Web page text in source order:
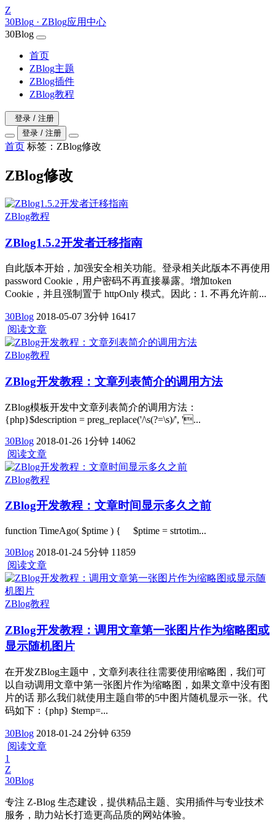
Z
30Blog · ZBlog应用中心
30Blog
首页
ZBlog主题
ZBlog插件
ZBlog教程
登录 / 注册
登录 / 注册
首页 标签：ZBlog修改
ZBlog修改
ZBlog教程
ZBlog1.5.2开发者迁移指南
自此版本开始，加强安全相关功能。登录相关此版本不再使用
password Cookie，用户密码不再直接暴露。增加token
Cookie，并且强制置于 httpOnly 模式。因此：1. 不再允许前...
30Blog 2018-05-07 3分钟 16417
阅读文章
ZBlog教程
ZBlog开发教程：文章列表简介的调用方法
ZBlog模板开发中文章列表简介的调用方法：
{php}$description = preg_replace('/\s(?=\s)/', '...
30Blog 2018-01-26 1分钟 14062
阅读文章
ZBlog教程
ZBlog开发教程：文章时间显示多久之前
function TimeAgo( $ptime ) { $ptime = strtotim...
30Blog 2018-01-24 5分钟 11859
阅读文章
ZBlog教程
ZBlog开发教程：调用文章第一张图片作为缩略图或
显示随机图片
在开发ZBlog主题中，文章列表往往需要使用缩略图，我们可
以自动调用文章中第一张图片作为缩略图，如果文章中没有图
片的话 那么我们就使用主题自带的5中图片随机显示一张。代
码如下：{php} $temp=...
30Blog 2018-01-24 2分钟 6359
阅读文章
1
Z
30Blog
专注 Z-Blog 生态建设，提供精品主题、实用插件与专业技术
服务，助力站长打造更高品质的网站体验。